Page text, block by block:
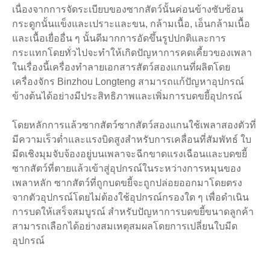
เนื่องจากการจัดระเบียบของซากสัตว์นั้นค่อนข้างซับซ้อน
กระดูกนั้นแข็งและเปราะและขน, กล้ามเนื้อ, เอ็นกล้ามเนื้อ
และเนื้อเยื่ออื่น ๆ นั้นดีมากการอัดขึ้นรูปปกติและการ
กระแทกโดยทั่วไปจะทำให้เกิดปัญหาการคดเคี้ยวของเพลา
ในเรื่องนี้เครื่องทำลายเอกสารสัตว์สองแกนที่ผลิตโดย
เครื่องจักร Binzhou Longteng สามารถแก้ปัญหาอุปกรณ์
ข้างต้นได้อย่างมีประสิทธิภาพและเพิ่มการบดขยี้อุปกรณ์
โดยหลักการแล้วซากสัตว์ซากสัตว์สองแกนใช้เพลาสองตัวที่
มีความเร็วต่ำและแรงบิดสูงสำหรับการเคลื่อนที่สัมพัทธ์ ใบ
มีดเชิงมุมจับจ้องอยู่บนเพลาจะฉีกขาดแรงเฉือนและบดขยี้
ซากสัตว์ที่ตายแล้วเข้าสู่อุปกรณ์ในระหว่างการหมุนของ
เพลาหลัก ซากสัตว์ที่ถูกบดขยี้จะถูกปล่อยออกมาโดยตรง
จากตัวอุปกรณ์โดยไม่ต้องใช้อุปกรณ์กรองใด ๆ เพื่อดำเนิน
การบดให้เสร็จสมบูรณ์ สำหรับปัญหาการบดขยี้ขนาดลูกค้า
สามารถเลือกได้อย่างสมเหตุสมผลโดยการเปลี่ยนใบมีด
อุปกรณ์